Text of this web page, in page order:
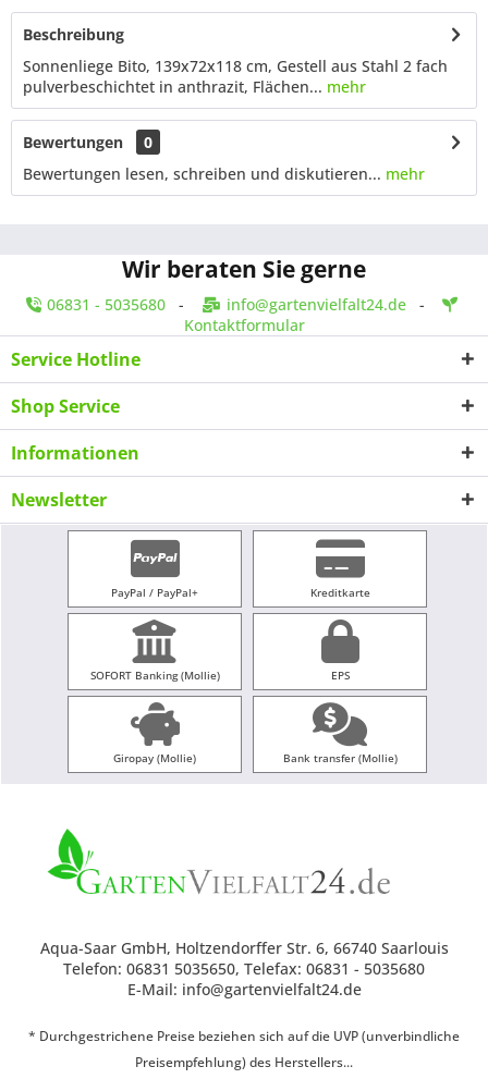
Beschreibung
Sonnenliege Bito, 139x72x118 cm, Gestell aus Stahl 2 fach
pulverbeschichtet in anthrazit, Flächen... mehr
Bewertungen
0
Bewertungen lesen, schreiben und diskutieren... mehr
Wir beraten Sie gerne
06831 - 5035680- info@gartenvielfalt24.de-
Kontaktformular
Service Hotline
Shop Service
Informationen
Newsletter
PayPal / PayPal+ Kreditkarte
SOFORT Banking (Mollie) EPS
Giropay (Mollie) Bank transfer (Mollie)
Aqua-Saar GmbH, Holtzendorffer Str. 6, 66740 Saarlouis
Telefon: 06831 5035650, Telefax: 06831 - 5035680
E-Mail: info@gartenvielfalt24.de
* Durchgestrichene Preise beziehen sich auf die UVP (unverbindliche
Preisempfehlung) des Herstellers...